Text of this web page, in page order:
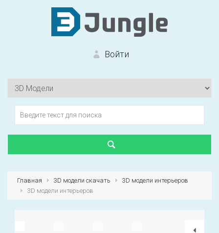
Войти
Первый раз?
Главная 3D модели скачать
3D модели интерьеров
3D модели интерьеров